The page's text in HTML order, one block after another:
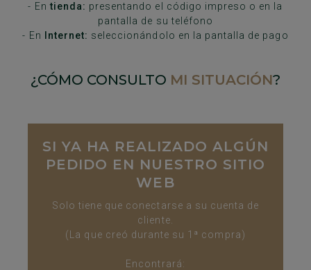
- Entienda: presentando el código impreso o en la
pantalla de su teléfono
- En
Internet: seleccionándolo en la pantalla de pago
¿CÓMO CONSULTO MI SITUACIÓN?
SI YA HA REALIZADO ALGÚN
PEDIDO EN NUESTRO SITIO
WEB
Solo tiene que conectarse a su cuenta de
cliente.
(La que creó durante su 1ª compra)
Encontrará: